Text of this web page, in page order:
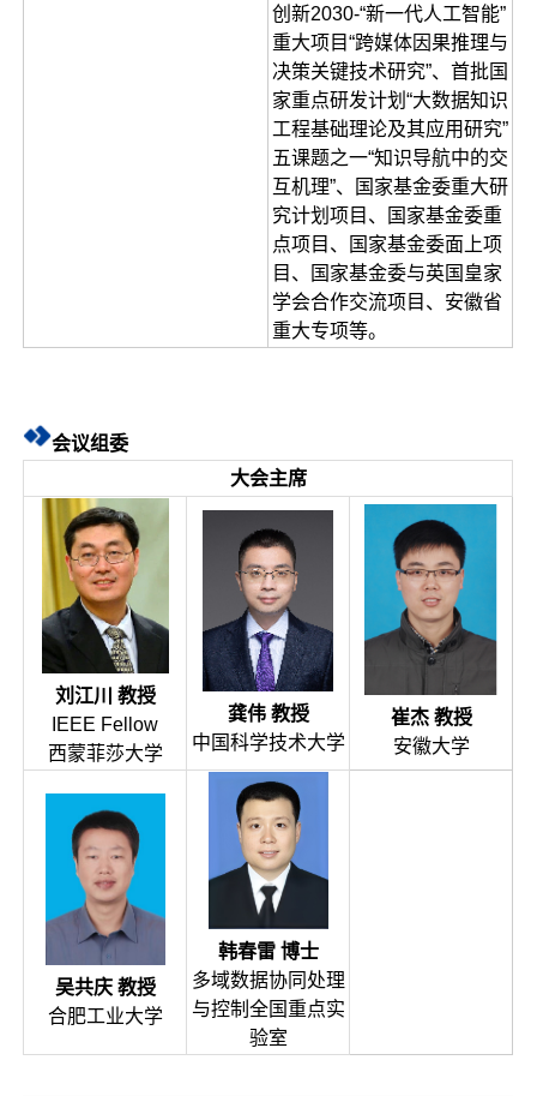
创新2030-“新一代人工智能”
重大项目“跨媒体因果推理与
决策关键技术研究”、首批国
家重点研发计划“大数据知识
工程基础理论及其应用研究”
五课题之一“知识导航中的交
互机理”、国家基金委重大研
究计划项目、国家基金委重
点项目、国家基金委面上项
目、国家基金委与英国皇家
学会合作交流项目、安徽省
重大专项等。
会议组委
大会主席
刘江川 教授
IEEE Fellow
西蒙菲莎大学
龚伟 教授
中国科学技术大学
崔杰 教授
安徽大学
吴共庆 教授
合肥工业大学
韩春雷 博士
多域数据协同处理
与控制全国重点实
验室